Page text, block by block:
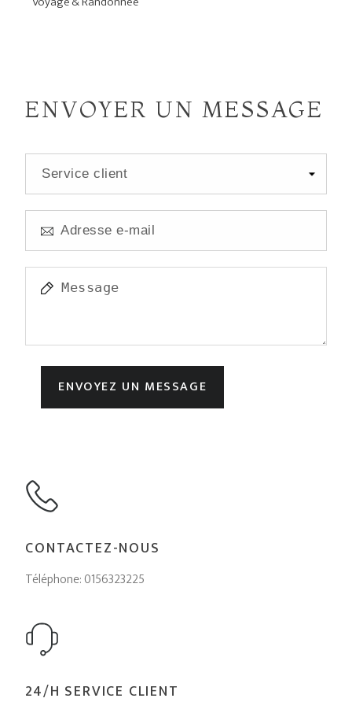
ENVOYER UN MESSAGE
ENVOYEZ UN MESSAGE
CONTACTEZ-NOUS
Téléphone: 0156323225
24/H SERVICE CLIENT